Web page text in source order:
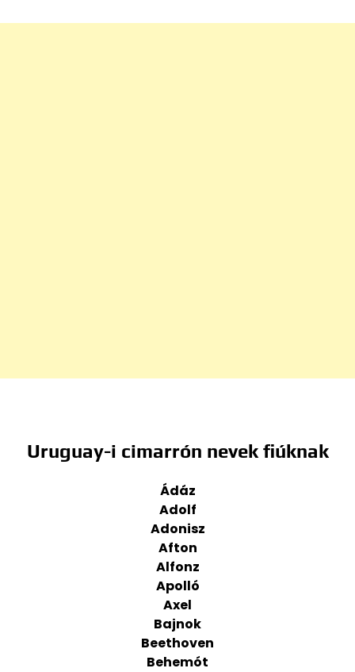
Uruguay-i cimarrón nevek fiúknak
Ádáz
Adolf
Adonisz
Afton
Alfonz
Apolló
Axel
Bajnok
Beethoven
Behemót